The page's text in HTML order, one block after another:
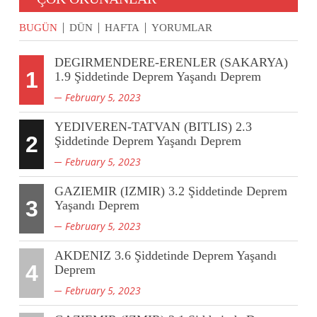
BUGÜN DÜN HAFTA YORUMLAR
1
DEGIRMENDERE-ERENLER (SAKARYA)
1.9 Şiddetinde Deprem Yaşandı Deprem
February 5, 2023
2
YEDIVEREN-TATVAN (BITLIS) 2.3
Şiddetinde Deprem Yaşandı Deprem
February 5, 2023
3
GAZIEMIR (IZMIR) 3.2 Şiddetinde Deprem
Yaşandı Deprem
February 5, 2023
4
AKDENIZ 3.6 Şiddetinde Deprem Yaşandı
Deprem
February 5, 2023